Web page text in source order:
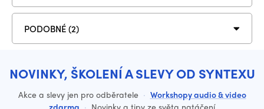
PODOBNÉ (2)
NOVINKY, ŠKOLENÍ A SLEVY OD SYNTEXU
Akce a slevy jen pro odběratele · Workshopy audio & video
zdarma · Novinky a tipy ze světa natáčení